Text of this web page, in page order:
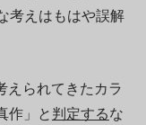
考えはもはや誤解
えられてきたカラ
作」と判定するな